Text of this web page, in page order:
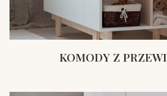
KOMODY Z